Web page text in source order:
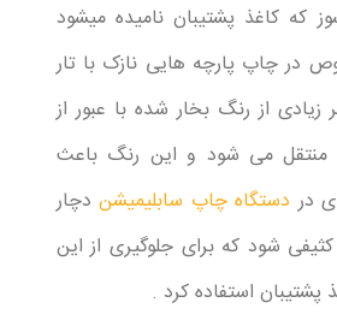
که کاغذ پشتیبان نامیده میشود
در چاپ پارچه هایی نازک با تار
زیادی از رنگ بخار شده با عبور از
منتقل می شود و این رنگ باعث
در دستگاه چاپ سابلیمیشندچار
شود که برای جلوگیری از این
پشتیبان استفاده کرد .